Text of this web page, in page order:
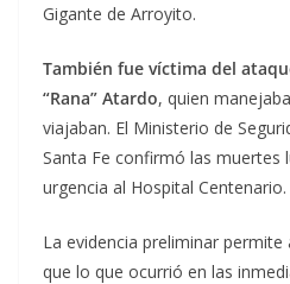
Gigante de Arroyito.
También fue víctima del
“Rana” Atardo, quien
viajaban. El Ministerio de
Santa Fe confirmó las muertes
urgencia al Hospital Centenario.
La evidencia preliminar
que lo que ocurrió en las